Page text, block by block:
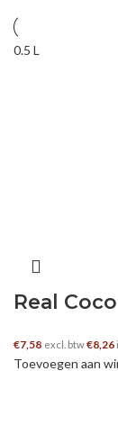
0.5 L
Real Coco
€7,58 excl. btw€8,26
Toevoegen aan